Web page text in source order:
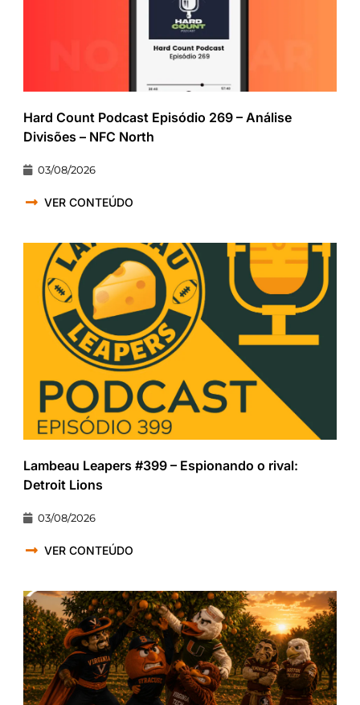
Hard Count Podcast Episódio 269 – Análise
Divisões – NFC North
03/08/2026
VER CONTEÚDO
Lambeau Leapers #399 – Espionando o rival:
Detroit Lions
03/08/2026
VER CONTEÚDO